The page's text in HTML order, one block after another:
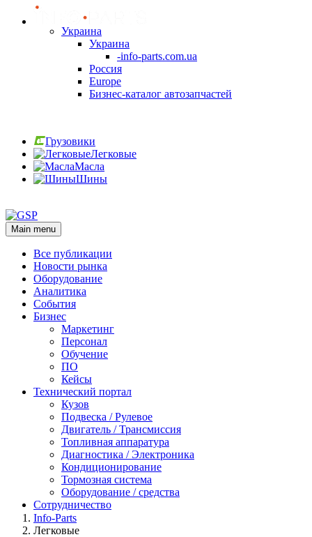
Украина
Украина
-info-parts.com.ua
Россия
Europe
Бизнес-каталог автозапчастей
Грузовики
Легковые
Масла
Шины
Main menu
Все публикации
Новости рынка
Оборудование
Аналитика
События
Бизнес
Маркетинг
Персонал
Обучение
ПО
Кейсы
Технический портал
Кузов
Подвеска / Рулевое
Двигатель / Трансмиссия
Топливная аппаратура
Диагностика / Электроника
Кондиционирование
Тормозная система
Оборудование / средства
Сотрудничество
Info-Parts
Легковые